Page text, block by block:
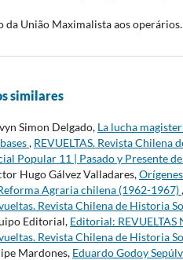
da União Maximalista aos
similares
Simon Delgado, La lucha
, REVUELTAS. Revista
Popular 11 | Pasado y Presente
Hugo Gálvez Valladares,
Agraria chilena (1962-1967),
Revista Chilena de Historia
Editorial, Editorial: REVUELTAS
Revista Chilena de Historia
Mardones, Eduardo Godoy